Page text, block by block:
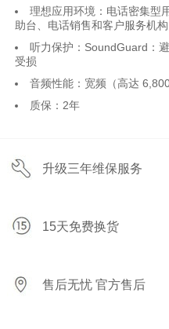
理想应用环境：电话密集型
助台、电话销售和客户服务机构
听力保护：SoundGuard：
受损
音频性能：宽频（高达
质保：2年
升级三年维保服务
15天免费换货
售后无忧 官方售后